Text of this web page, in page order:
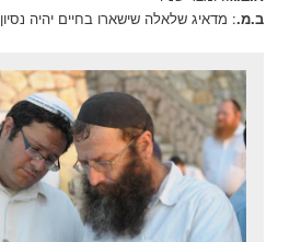
ב.מ.: מדאיג שלאלה שישארו בחיים יהיה